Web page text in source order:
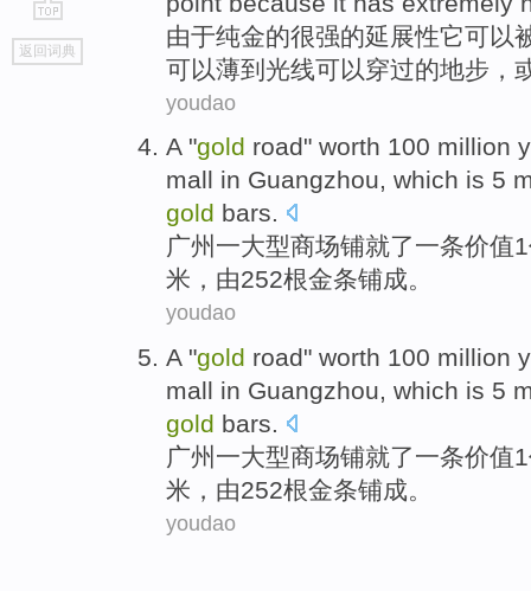
go
top
返回词典
由于纯金的很强的延展性它可以
可以薄到 光线可以穿过的地步 ，
youdao
A"gold road" worth 100 million
mall in Guangzhou, which is 5
gold bars.
广州 一大型商场铺就了一条价值
米 ， 由252根金条铺成。
youdao
A"gold road" worth 100 million
mall in Guangzhou, which is 5
gold bars.
广州 一大型商场铺就了一条价值
米 ， 由252根金条铺成。
youdao